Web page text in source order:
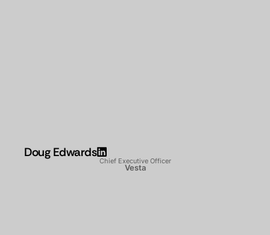
Doug Edwards
Chief Executive Officer
Vesta